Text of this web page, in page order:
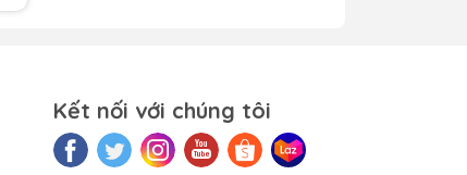
Kết nối với chúng tôi